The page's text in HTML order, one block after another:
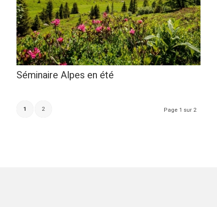
Séminaire Alpes en été
Page 1 sur 2
1 2